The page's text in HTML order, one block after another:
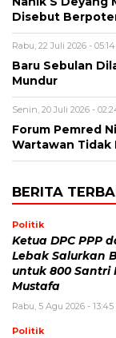
Disebut
Rabu, 22 Juli 2026 -
Baru Sebulan
Mundur
Senin, 20 Juli 2026 -
Forum Pemred
Wartawan Tidak
BERITA
Politik
Ketua DPC PPP
Lebak Salurkan
untuk 800 Santri
Mustafa
Rabu, 5 Agu 2026 -
Politik